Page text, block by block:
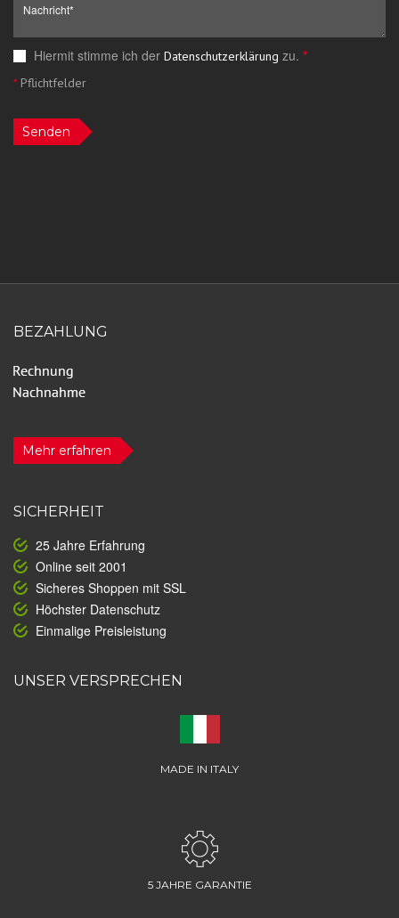
Hiermit stimme ich der Datenschutzerklärung zu. *
*Pflichtfelder
Senden
BEZAHLUNG
Mehr erfahren
SICHERHEIT
25 Jahre Erfahrung
Online seit 2001
Sicheres Shoppen mit SSL
Höchster Datenschutz
Einmalige Preisleistung
UNSER VERSPRECHEN
MADE IN ITALY
5 JAHRE GARANTIE